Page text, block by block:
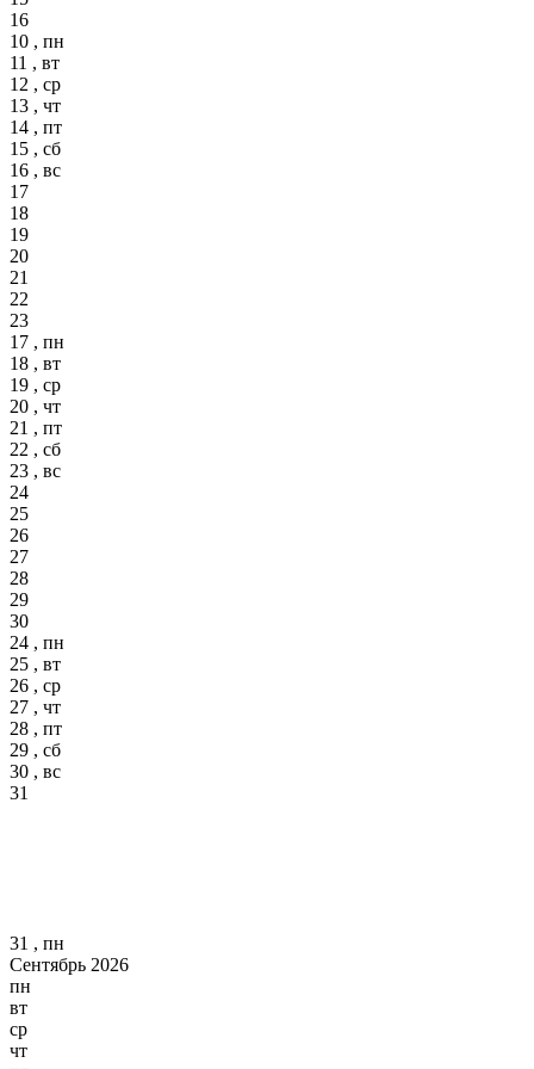
16
10 , пн
11 , вт
12 , ср
13 , чт
14 , пт
15 , сб
16 , вс
17
18
19
20
21
22
23
17 , пн
18 , вт
19 , ср
20 , чт
21 , пт
22 , сб
23 , вс
24
25
26
27
28
29
30
24 , пн
25 , вт
26 , ср
27 , чт
28 , пт
29 , сб
30 , вс
31
31 , пн
Сентябрь 2026
пн
вт
ср
чт